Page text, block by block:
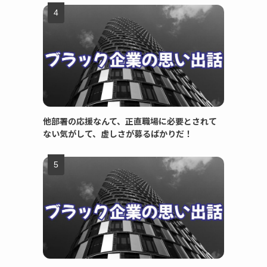
他部署の応援なんて、正直職場に必要とされて
ない気がして、虚しさが募るばかりだ！